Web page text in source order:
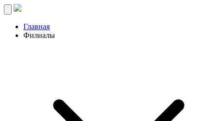
Главная
Филиалы